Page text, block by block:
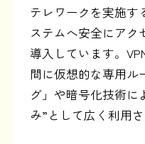
テレワークを実施す
ステムへ安全にアク
導入しています。
間に仮想的な専用ル
グ」や暗号化技術に
み”として広く利用